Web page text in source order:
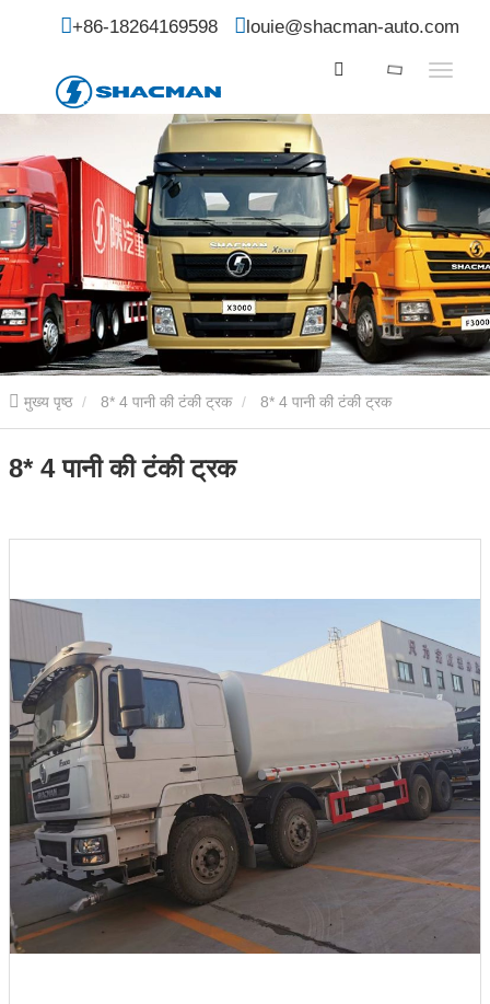
+86-18264169598 louie@shacman-auto.com
मुख्य पृष्ठ 8* 4 पानी की टंकी ट्रक 8* 4 पानी की टंकी ट्रक
8* 4 पानी की टंकी ट्रक